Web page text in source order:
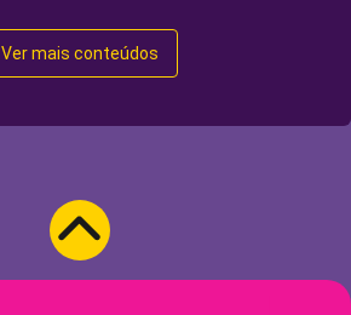
Ver mais conteúdos